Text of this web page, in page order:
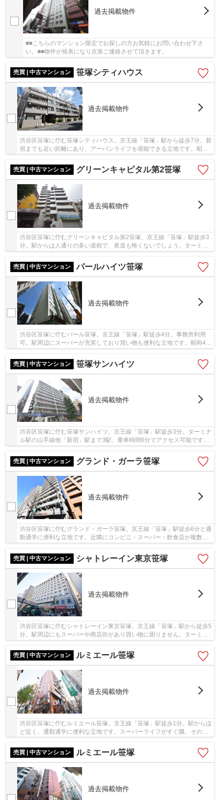
過去掲載物件
■■こちらのマンション限定でお探しの方お気軽にお問い合わせ下さ
い。■■物件が発表になり次第ご連絡させて頂きます。
売買 | 中古マンション 笹塚シティハウス
過去掲載物件
渋谷区笹塚に佇む笹塚シティハウス。京王線「笹塚」駅から徒歩7分。新
宿までも近い距離にあり、アーバンライフを堪能できる立地です。昭和
売買 | 中古マンション
グリーンキャピタル第2笹塚
過去掲載物件
渋谷区笹塚に佇むグリーンキャピタル第2笹塚。京王線「笹塚」駅徒歩3
分。駅からは人通りの多い道程で、夜道も怖くないでしょう。ターミナ
売買 | 中古マンション
パールハイツ笹塚
過去掲載物件
渋谷区笹塚に佇むパール笹塚。京王線「笹塚」駅徒歩4分。事務所利用
可。駅周辺にスーパーが充実しており買い物も便利な立地です。昭和49
売買 | 中古マンション
笹塚サンハイツ
過去掲載物件
渋谷区笹塚に佇む笹塚サンハイツ。京王線「笹塚」駅徒歩3分。ターミナ
ル駅の山手線他「新宿」駅まで3駅、乗車時間6分でアクセス可能です。
売買 | 中古マンション
グランド・ガーラ笹塚
過去掲載物件
渋谷区笹塚に佇むグランド・ガーラ笹塚。京王線「笹塚」駅徒歩6分と通
勤通学に便利な立地です。近隣にコンビニ・スーパー・飲食店が複数あ
売買 | 中古マンション
シャトレーイン東京笹塚
過去掲載物件
渋谷区笹塚に佇むシャトレーイン東京笹塚。京王線「笹塚」駅から徒歩5
分。駅周辺にもスーパーや商店街があり買い物に困りません。ターミナ
ル駅の山手線他「新宿」駅へは「笹塚」駅から...
売買 | 中古マンション
ルミエール笹塚
過去掲載物件
渋谷区笹塚に佇むルミエール笹塚。京王線「笹塚」駅徒歩1分。駅からほ
ど近く、通勤通学に便利な立地です。スーパーライフがすぐ隣、その他
売買 | 中古マンション
ルミエール笹塚
過去掲載物件